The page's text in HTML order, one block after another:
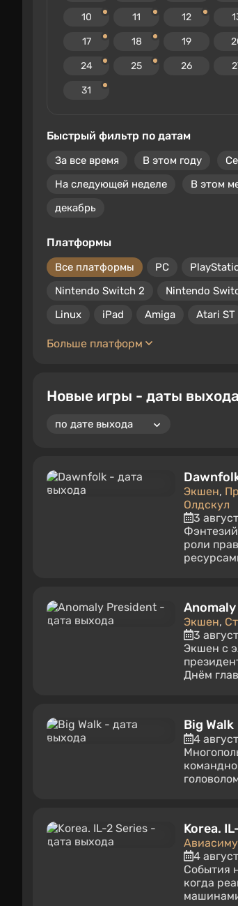
10 11 12
17 18 19
24 25 26
31
Быстрый фильтр по датам
За все время В этом году
На следующей неделе
В этом
декабрь
Платформы
Все платформы PC
Nintendo Switch 2
Nintendo
Linux
iPad Amiga Atari ST
Больше платформ
Новые игры - даты
Экшен,
Олдскул
3
роли
Экшен,
3
Экшен с
Днём
Big Walk
4
Korea.
4
События
когда